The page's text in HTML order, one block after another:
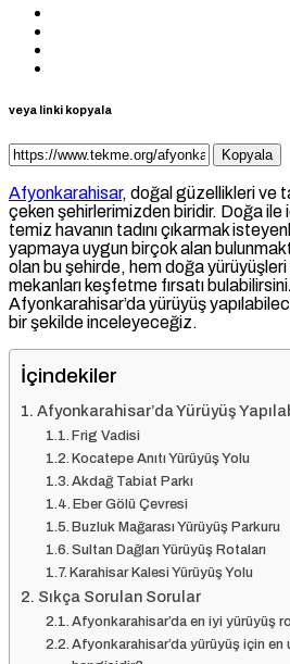
veya linki kopyala
Kopyala
Afyonkarahisar, doğal güzellikleri ve
çeken şehirlerimizden biridir. Doğa
temiz havanın tadını çıkarmak
yapmaya uygun birçok alan
olan bu şehirde, hem doğa
mekanları keşfetme fırsatı
Afyonkarahisar’da yürüyüş
bir şekilde inceleyeceğiz.
İçindekiler
Afyonkarahisar’da Yürüyüş
Frig Vadisi
Kocatepe Anıtı Yürüyüş Yolu
Akdağ Tabiat Parkı
Eber Gölü Çevresi
Buzluk Mağarası Yürüyüş Parkuru
Sultan Dağları Yürüyüş Rotaları
Karahisar Kalesi Yürüyüş Yolu
Sıkça Sorulan Sorular
Afyonkarahisar’da en iyi yürüyüş
Afyonkarahisar’da yürüyüş için en